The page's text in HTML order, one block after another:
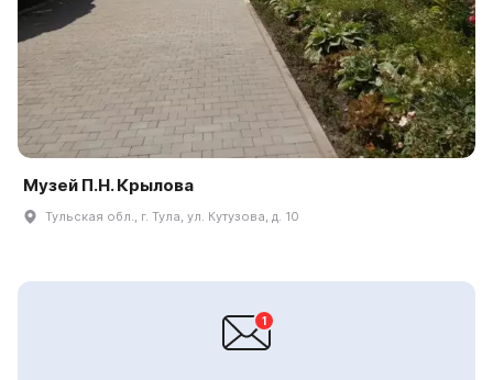
Музей П.Н. Крылова
Тульская обл., г. Тула, ул. Кутузова, д. 10